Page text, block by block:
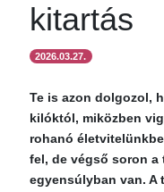
kitartás
2026.03.27.
Te is azon dolgozol,
kilóktól, miközben
rohanó
fel, de végső soron a
egyensúlyban van. A